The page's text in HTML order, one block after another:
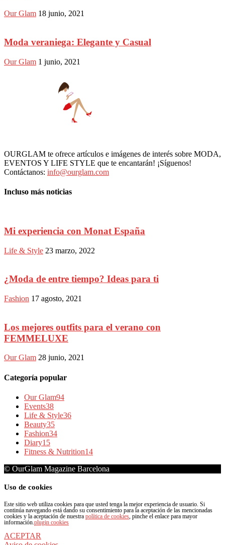
Our Glam 18 junio, 2021
Moda veraniega: Elegante y Casual
Our Glam 1 junio, 2021
OURGLAM te ofrece artículos e imágenes de interés sobre MODA,
EVENTOS Y LIFE STYLE que te encantarán! ¡Síguenos!
Contáctanos: info@ourglam.com
Incluso más noticias
Mi experiencia con Monat España
Life & Style 23 marzo, 2022
¿Moda de entre tiempo? Ideas para ti
Fashion 17 agosto, 2021
Los mejores outfits para el verano con
FEMMELUXE
Our Glam 28 junio, 2021
Categoría popular
Our Glam94
Events38
Life & Style36
Beauty35
Fashion34
Diary15
Fitness & Nutrition14
© OurGlam Magazine Barcelona
Uso de cookies
Este sitio web utiliza cookies para que usted tenga la mejor experiencia de usuario. Si
continúa navegando está dando su consentimiento para la aceptación de las mencionadas
cookies y la aceptación de nuestra política de cookies, pinche el enlace para mayor
información.plugin cookies
ACEPTAR